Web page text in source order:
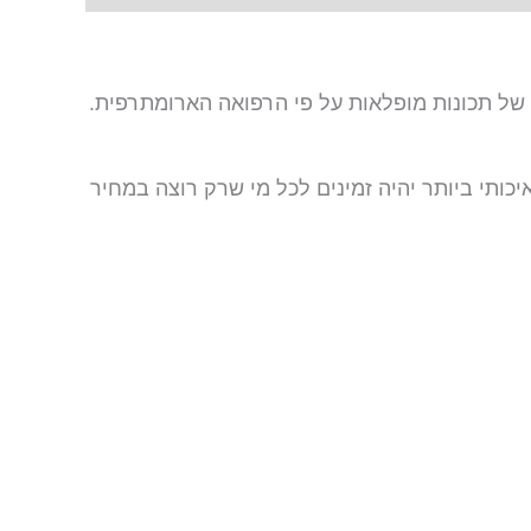
של תכונות מופלאות על פי הרפואה הארומתרפית.
ביותר יהיה זמינים לכל מי שרק רוצה במחיר